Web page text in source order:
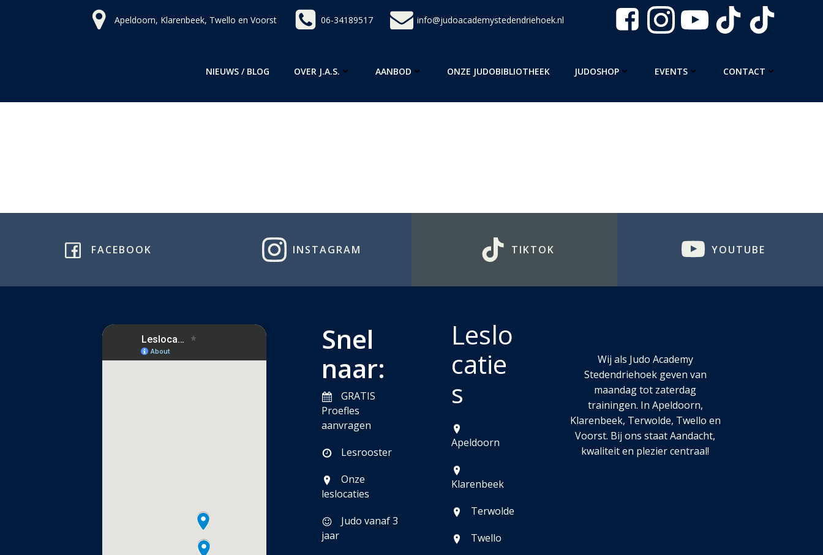
Apeldoorn, Klarenbeek, Twello en Voorst 06-34189517 info@judoacademystedendriehoek.nl
NIEUWS / BLOG OVER J.A.S. AANBOD ONZE JUDOBIBLIOTHEEK JUDOSHOP EVENTS CONTACT
FACEBOOK INSTAGRAM TIKTOK YOUTUBE
Snel
naar:
GRATIS
Proefles
aanvragen
Lesrooster
Onze
leslocaties
Judo vanaf 3
jaar
Leslo
catie
s
Apeldoorn
Klarenbeek
Terwolde
Twello
Wij als Judo Academy
Stedendriehoek geven van
maandag tot zaterdag
trainingen. In Apeldoorn,
Klarenbeek, Terwolde, Twello en
Voorst. Bij ons staat Aandacht,
kwaliteit en plezier centraal!